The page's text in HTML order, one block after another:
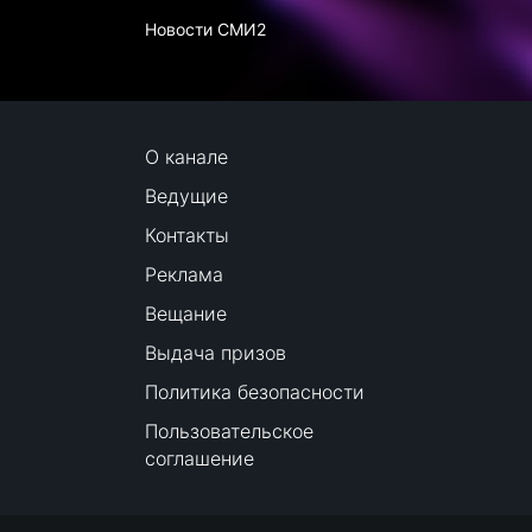
Новости СМИ2
О канале
Ведущие
Контакты
Реклама
Вещание
Выдача призов
Политика безопасности
Пользовательское
соглашение